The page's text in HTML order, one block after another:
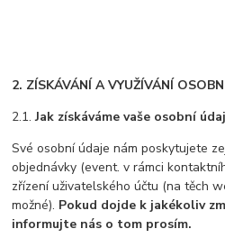
2. ZÍSKÁVÁNÍ A VYUŽÍVÁNÍ
2.1.Jak získáváme vaše osobní
Své osobní údaje nám poskytujete
objednávky (event. v rámci
zřízení uživatelského účtu (na těch
možné). Pokud dojde k jakékoliv
informujte nás o tom prosím.